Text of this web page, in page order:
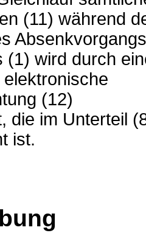
(11) während
Absenkvorgangs
(1) wird durch
(12)
die im Unterteil
ist.